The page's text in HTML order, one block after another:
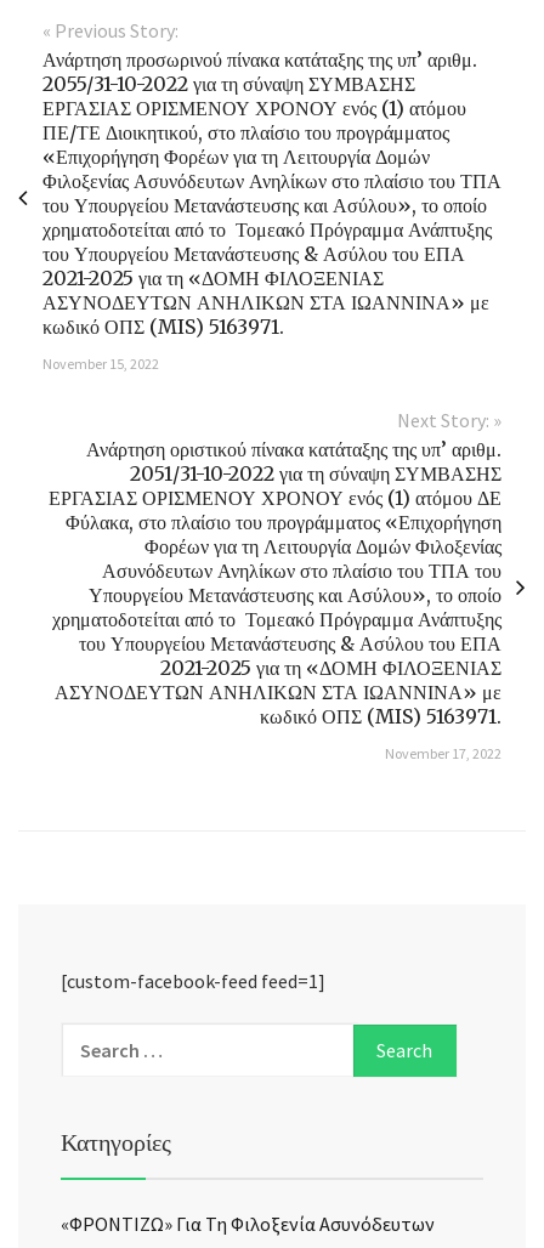
« Previous Story:
Ανάρτηση προσωρινού πίνακα κατάταξης της υπ’ αριθμ.
2055/31-10-2022 για τη σύναψη ΣΥΜΒΑΣΗΣ
ΕΡΓΑΣΙΑΣ ΟΡΙΣΜΕΝΟΥ ΧΡΟΝΟΥ ενός (1) ατόμου
ΠΕ/ΤΕ Διοικητικού, στο πλαίσιο του προγράμματος
«Επιχορήγηση Φορέων για τη Λειτουργία Δομών
Φιλοξενίας Ασυνόδευτων Ανηλίκων στο πλαίσιο του ΤΠΑ
του Υπουργείου Μετανάστευσης και Ασύλου», το οποίο
χρηματοδοτείται από το Τομεακό Πρόγραμμα Ανάπτυξης
του Υπουργείου Μετανάστευσης & Ασύλου του ΕΠΑ
2021-2025 για τη «ΔΟΜΗ ΦΙΛΟΞΕΝΙΑΣ
ΑΣΥΝΟΔΕΥΤΩΝ ΑΝΗΛΙΚΩΝ ΣΤΑ ΙΩΑΝΝΙΝΑ» με
κωδικό ΟΠΣ (MIS) 5163971.
November 15, 2022
Next Story: »
Ανάρτηση οριστικού πίνακα κατάταξης της υπ’ αριθμ.
2051/31-10-2022 για τη σύναψη ΣΥΜΒΑΣΗΣ
ΕΡΓΑΣΙΑΣ ΟΡΙΣΜΕΝΟΥ ΧΡΟΝΟΥ ενός (1) ατόμου ΔΕ
Φύλακα, στο πλαίσιο του προγράμματος «Επιχορήγηση
Φορέων για τη Λειτουργία Δομών Φιλοξενίας
Ασυνόδευτων Ανηλίκων στο πλαίσιο του ΤΠΑ του
Υπουργείου Μετανάστευσης και Ασύλου», το οποίο
χρηματοδοτείται από το Τομεακό Πρόγραμμα Ανάπτυξης
του Υπουργείου Μετανάστευσης & Ασύλου του ΕΠΑ
2021-2025 για τη «ΔΟΜΗ ΦΙΛΟΞΕΝΙΑΣ
ΑΣΥΝΟΔΕΥΤΩΝ ΑΝΗΛΙΚΩΝ ΣΤΑ ΙΩΑΝΝΙΝΑ» με
κωδικό ΟΠΣ (MIS) 5163971.
November 17, 2022
[custom-facebook-feed feed=1]
Κατηγορίες
«ΦΡΟΝΤΙΖΩ» Για Τη Φιλοξενία Ασυνόδευτων